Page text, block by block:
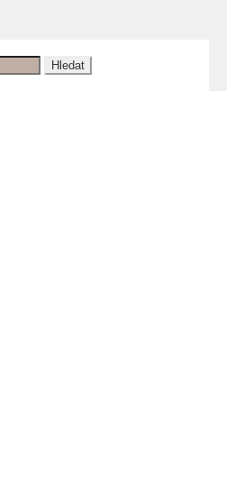
Hledat